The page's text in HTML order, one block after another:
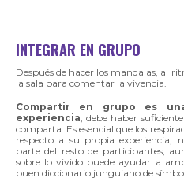
INTEGRAR EN GRUPO
Después de hacer los mandalas, al
la sala para comentar la vivencia.
Compartir en grupo es
experiencia; debe haber
comparta. Es esencial que los
respecto a su propia experiencia;
parte del resto de participantes,
sobre lo vivido puede ayudar a
buen diccionario junguiano de